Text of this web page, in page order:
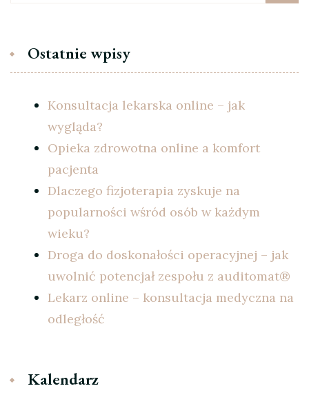
Ostatnie wpisy
Konsultacja lekarska online – jak
wygląda?
Opieka zdrowotna online a komfort
pacjenta
Dlaczego fizjoterapia zyskuje na
popularności wśród osób w każdym
wieku?
Droga do doskonałości operacyjnej – jak
uwolnić potencjał zespołu z auditomat®
Lekarz online – konsultacja medyczna na
odległość
Kalendarz